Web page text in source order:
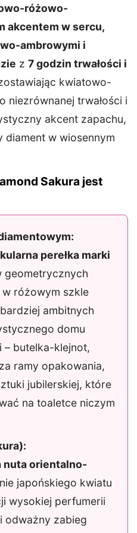
różowo-
akcentem w sercu,
ambrowymi i
z 7 godzin trwałości i
kwiatowo-
niezrównanej trwałości i
akcent zapachu,
w wiosennym
Sakura jest
perełka marki
geometrycznych
różowym szkle
ambitnych
domu
– butelka-klejnot,
ramy opakowania,
jubilerskiej, które
na toaletce niczym
nuta orientalno-
japońskiego kwiatu
wysokiej perfumerii
odważny zabieg